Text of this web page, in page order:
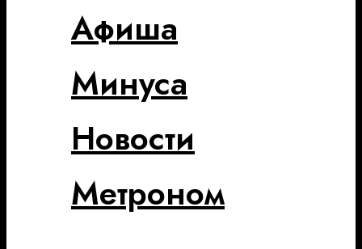
Афиша
Минуса
Новости
Метроном